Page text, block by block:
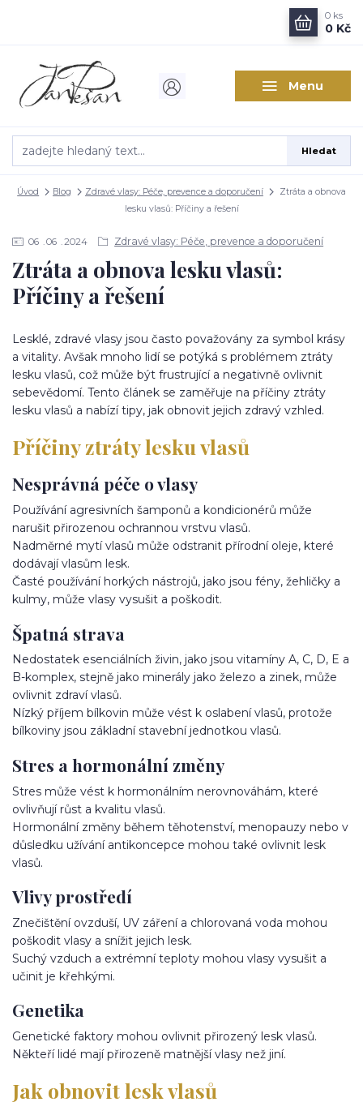
Menu
Hledat
0 ks
0 Kč
Úvod Blog Zdravé vlasy: Péče, prevence a doporučení
Ztráta a obnova
lesku vlasů: Příčiny a řešení
06 06 2024 Zdravé vlasy: Péče, prevence a doporučení
Ztráta a obnova lesku vlasů:
Příčiny a řešení
Lesklé, zdravé vlasy jsou často považovány za symbol krásy
a vitality. Avšak mnoho lidí se potýká s problémem ztráty
lesku vlasů, což může být frustrující a negativně ovlivnit
sebevědomí. Tento článek se zaměřuje na příčiny ztráty
lesku vlasů a nabízí tipy, jak obnovit jejich zdravý vzhled.
Příčiny ztráty lesku vlasů
Nesprávná péče o vlasy
Používání agresivních šamponů a kondicionérů může
narušit přirozenou ochrannou vrstvu vlasů.
Nadměrné mytí vlasů může odstranit přírodní oleje, které
dodávají vlasům lesk.
Časté používání horkých nástrojů, jako jsou fény, žehličky a
kulmy, může vlasy vysušit a poškodit.
Špatná strava
Nedostatek esenciálních živin, jako jsou vitamíny A, C, D, E a
B-komplex, stejně jako minerály jako železo a zinek, může
ovlivnit zdraví vlasů.
Nízký příjem bílkovin může vést k oslabení vlasů, protože
bílkoviny jsou základní stavební jednotkou vlasů.
Stres a hormonální změny
Stres může vést k hormonálním nerovnováhám, které
ovlivňují růst a kvalitu vlasů.
Hormonální změny během těhotenství, menopauzy nebo v
důsledku užívání antikoncepce mohou také ovlivnit lesk
vlasů.
Vlivy prostředí
Znečištění ovzduší, UV záření a chlorovaná voda mohou
poškodit vlasy a snížit jejich lesk.
Suchý vzduch a extrémní teploty mohou vlasy vysušit a
učinit je křehkými.
Genetika
Genetické faktory mohou ovlivnit přirozený lesk vlasů.
Někteří lidé mají přirozeně matnější vlasy než jiní.
Jak obnovit lesk vlasů